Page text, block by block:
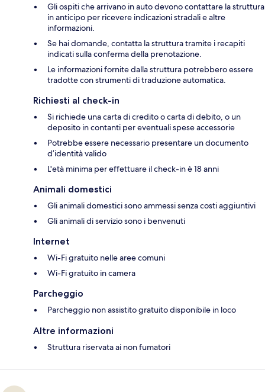
Gli ospiti che arrivano in auto devono contattare la struttura
in anticipo per ricevere indicazioni stradali e altre
informazioni.
Se hai domande, contatta la struttura tramite i recapiti
indicati sulla conferma della prenotazione.
Le informazioni fornite dalla struttura potrebbero essere
tradotte con strumenti di traduzione automatica.
Richiesti al check-in
Si richiede una carta di credito o carta di debito, o un
deposito in contanti per eventuali spese accessorie
Potrebbe essere necessario presentare un documento
d’identità valido
L'età minima per effettuare il check-in è 18 anni
Animali domestici
Gli animali domestici sono ammessi senza costi aggiuntivi
Gli animali di servizio sono i benvenuti
Internet
Wi-Fi gratuito nelle aree comuni
Wi-Fi gratuito in camera
Parcheggio
Parcheggio non assistito gratuito disponibile in loco
Altre informazioni
Struttura riservata ai non fumatori